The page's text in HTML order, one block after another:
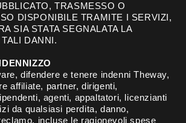
TRASMESSO O
DISPONIBILE TRAMITE I SERVIZI,
SIA STATA SEGNALATA LA
DANNI.
difendere e tenere indenni Theway,
affiliate, partner, dirigenti,
agenti, appaltatori, licenzianti
da qualsiasi perdita, danno,
incluse le ragionevoli spese